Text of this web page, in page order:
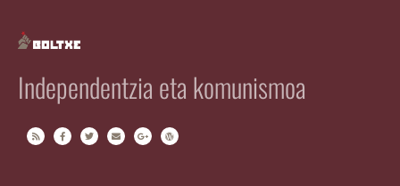
Independentzia eta komunismoa